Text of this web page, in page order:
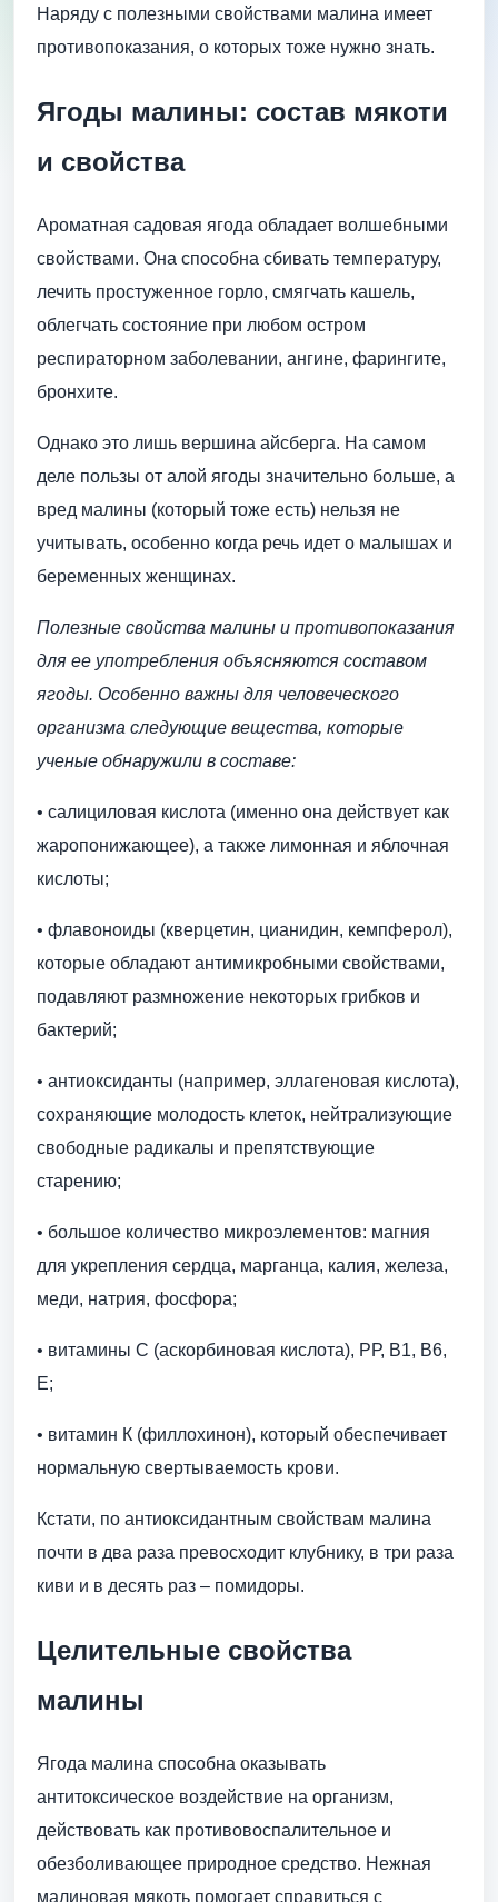
Наряду с полезными свойствами малина имеет
противопоказания, о которых тоже нужно знать.
Ягоды малины: состав мякоти
и свойства
Ароматная садовая ягода обладает волшебными
свойствами. Она способна сбивать температуру,
лечить простуженное горло, смягчать кашель,
облегчать состояние при любом остром
респираторном заболевании, ангине, фарингите,
бронхите.
Однако это лишь вершина айсберга. На самом
деле пользы от алой ягоды значительно больше, а
вред малины (который тоже есть) нельзя не
учитывать, особенно когда речь идет о малышах и
беременных женщинах.
Полезные свойства малины и противопоказания
для ее употребления объясняются составом
ягоды. Особенно важны для человеческого
организма следующие вещества, которые
ученые обнаружили в составе:
• салициловая кислота (именно она действует как
жаропонижающее), а также лимонная и яблочная
кислоты;
• флавоноиды (кверцетин, цианидин, кемпферол),
которые обладают антимикробными свойствами,
подавляют размножение некоторых грибков и
бактерий;
• антиоксиданты (например, эллагеновая кислота),
сохраняющие молодость клеток, нейтрализующие
свободные радикалы и препятствующие
старению;
• большое количество микроэлементов: магния
для укрепления сердца, марганца, калия, железа,
меди, натрия, фосфора;
• витамины С (аскорбиновая кислота), РР, В1, В6,
Е;
• витамин К (филлохинон), который обеспечивает
нормальную свертываемость крови.
Кстати, по антиоксидантным свойствам малина
почти в два раза превосходит клубнику, в три раза
киви и в десять раз – помидоры.
Целительные свойства
малины
Ягода малина способна оказывать
антитоксическое воздействие на организм,
действовать как противовоспалительное и
обезболивающее природное средство. Нежная
малиновая мякоть помогает справиться с